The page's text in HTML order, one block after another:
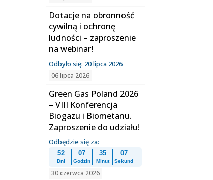
Dotacje na obronność
cywilną i ochronę
ludności – zaproszenie
na webinar!
Odbyło się: 20 lipca 2026
06 lipca 2026
Green Gas Poland 2026
– VIII Konferencja
Biogazu i Biometanu.
Zaproszenie do udziału!
Odbędzie się za:
52
Dni
07
Godzin
35
Minut
06
Sekund
30 czerwca 2026